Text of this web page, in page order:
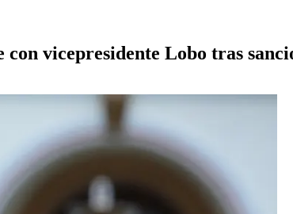
vicepresidente Lobo tras